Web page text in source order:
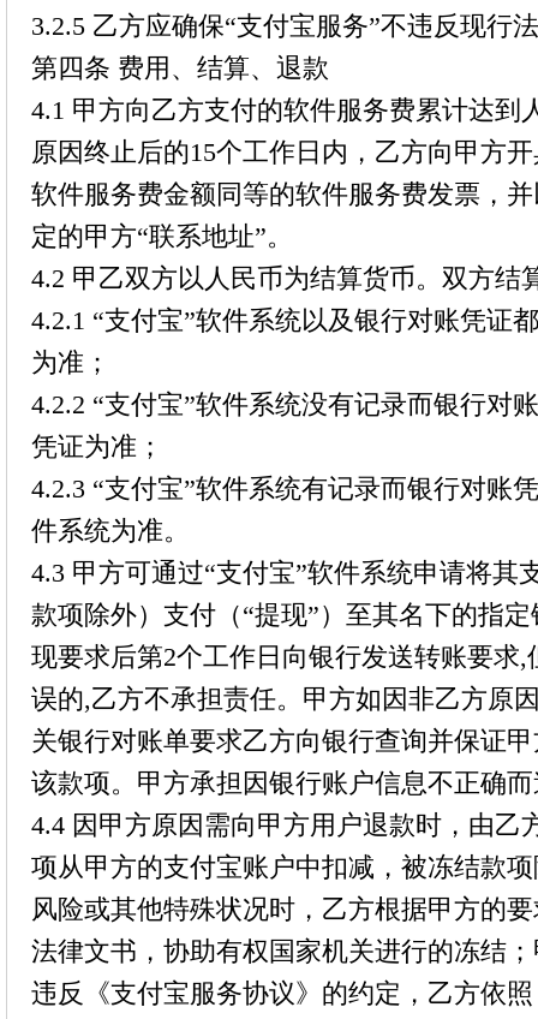
3.2.5 乙方应确保“支付宝服务”不违反现行
第四条 费用、结算、退款
4.1 甲方向乙方支付的软件服务费累计达到
原因终止后的15个工作日内，乙方向甲方
软件服务费金额同等的软件服务费发票，
定的甲方“联系地址”。
4.2 甲乙双方以人民币为结算货币。双方结
4.2.1 “支付宝”软件系统以及银行对账凭证
为准；
4.2.2 “支付宝”软件系统没有记录而银行对
凭证为准；
4.2.3 “支付宝”软件系统有记录而银行对账
件系统为准。
4.3 甲方可通过“支付宝”软件系统申请将其
款项除外）支付（“提现”）至其名下的指
现要求后第2个工作日向银行发送转账要求
误的,乙方不承担责任。甲方如因非乙方原
关银行对账单要求乙方向银行查询并保证
该款项。甲方承担因银行账户信息不正确
4.4 因甲方原因需向甲方用户退款时，由乙
项从甲方的支付宝账户中扣减，被冻结款
风险或其他特殊状况时，乙方根据甲方的
法律文书，协助有权国家机关进行的冻结
违反《支付宝服务协议》的约定，乙方依